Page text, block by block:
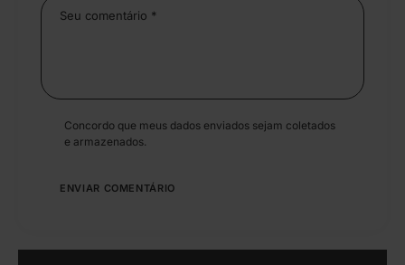
Concordo que meus dados enviados sejam coletados
e armazenados.